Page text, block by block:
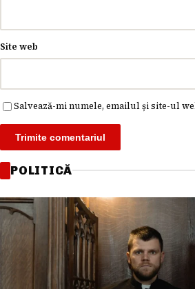
Site web
Salvează-mi numele, emailul și site-ul
POLITICĂ